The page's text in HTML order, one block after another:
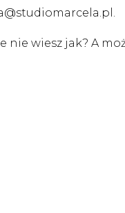
wiesz jak? A